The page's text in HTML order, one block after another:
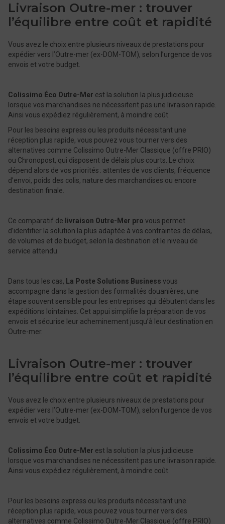
Livraison Outre-mer : trouver
l’équilibre entre coût et rapidité
Vous avez le choix entre plusieurs niveaux de prestations pour
expédier vers l’Outre-mer (ex-DOM-TOM), selon l’urgence de vos
envois et votre budget.
Colissimo Éco Outre-Mer est la solution la plus judicieuse
lorsque vos marchandises ne nécessitent pas une livraison rapide.
Ainsi vous expédiez régulièrement, à moindre coût.
Pour les besoins express ou les produits nécessitant une
réception plus rapide, vous pouvez vous tourner vers des
alternatives comme Colissimo Outre-Mer ​Classique (offre PRIO)
ou Chronopost, qui disposent de délais plus courts. Le choix
dépend alors de vos priorités : attentes de vos clients, ​fréquence
d’envoi, poids des colis, nature des marchandises ou encore
destination finale.
Ce comparatif de livraison Outre-Mer ​​​​​​pro vous permet
d’identifier la solution la plus adaptée à vos contraintes de délais,
de volumes et de budget, selon la destination et le niveau de
service attendu.
Dans tous les cas, La Poste Solutions Business vous
accompagne dans la gestion des formalités douanières, une
étape souvent sensible pour les entreprises qui débutent dans les
expéditions lointaines. Cet appui simplifie la préparation de vos
envois et sécurise leur acheminement jusqu’à leur destination en
Outre-mer.
Livraison Outre-mer : trouver
l’équilibre entre coût et rapidité
Vous avez le choix entre plusieurs niveaux de prestations pour
expédier vers l’Outre-mer (ex-DOM-TOM), selon l’urgence de vos
envois et votre budget.
Colissimo Éco Outre-Mer est la solution la plus judicieuse
lorsque vos marchandises ne nécessitent pas une livraison rapide.
Ainsi vous expédiez régulièrement, à moindre coût.
Pour les besoins express ou les produits nécessitant une
réception plus rapide, vous pouvez vous tourner vers des
alternatives comme Colissimo Outre-Mer ​Classique (offre PRIO)